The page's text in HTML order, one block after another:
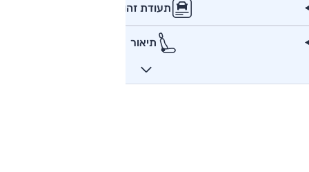
תעודת זהות
תיאור